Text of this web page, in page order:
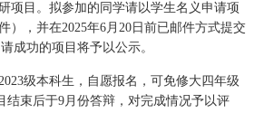
项目。拟参加的同学请以学生名义申请项
），并在2025年6月20日前已邮件方式提交
成功的项目将予以公示。
级本科生，自愿报名，可免修大四年级
结束后于9月份答辩，对完成情况予以评